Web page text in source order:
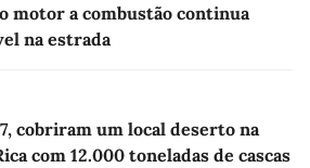
motor a combustão continua
na estrada
cobriram um local deserto na
com 12.000 toneladas de cascas